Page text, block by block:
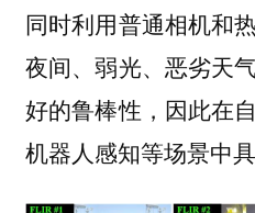
同时利用普通相机和
夜间、弱光、恶劣天
好的鲁棒性，因此在
机器人感知等场景中